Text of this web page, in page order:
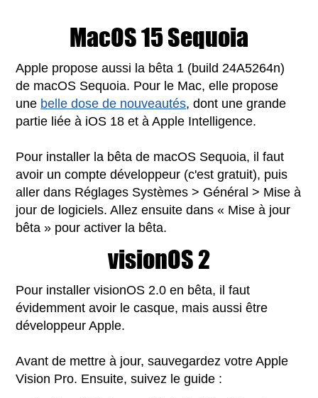
MacOS 15 Sequoia
Apple propose aussi la bêta 1 (build 24A5264n)
de macOS Sequoia. Pour le Mac, elle propose
une belle dose de nouveautés, dont une grande
partie liée à iOS 18 et à Apple Intelligence.
Pour installer la bêta de macOS Sequoia, il faut
avoir un compte développeur (c'est gratuit), puis
aller dans Réglages Systèmes > Général > Mise à
jour de logiciels. Allez ensuite dans « Mise à jour
bêta » pour activer la bêta.
visionOS 2
Pour installer visionOS 2.0 en bêta, il faut
évidemment avoir le casque, mais aussi être
développeur Apple.
Avant de mettre à jour, sauvegardez votre Apple
Vision Pro. Ensuite, suivez le guide :